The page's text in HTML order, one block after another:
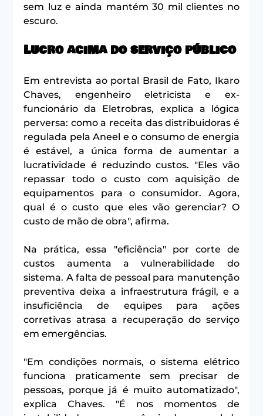
sem luz e ainda mantém 30 mil clientes no
escuro.
Lucro acima do serviço público
Em entrevista ao portal Brasil de Fato, Ikaro
Chaves, engenheiro eletricista e ex-
funcionário da Eletrobras, explica a lógica
perversa: como a receita das distribuidoras é
regulada pela Aneel e o consumo de energia
é estável, a única forma de aumentar a
lucratividade é reduzindo custos. "Eles vão
repassar todo o custo com aquisição de
equipamentos para o consumidor. Agora,
qual é o custo que eles vão gerenciar? O
custo de mão de obra", afirma.
Na prática, essa "eficiência" por corte de
custos aumenta a vulnerabilidade do
sistema. A falta de pessoal para manutenção
preventiva deixa a infraestrutura frágil, e a
insuficiência de equipes para ações
corretivas atrasa a recuperação do serviço
em emergências.
"Em condições normais, o sistema elétrico
funciona praticamente sem precisar de
pessoas, porque já é muito automatizado",
explica Chaves. "É nos momentos de